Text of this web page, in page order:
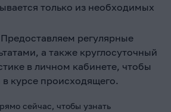
только из необходимых
регулярные
а также круглосуточный
в личном кабинете, чтобы
в курсе происходящего.
сейчас, чтобы узнать